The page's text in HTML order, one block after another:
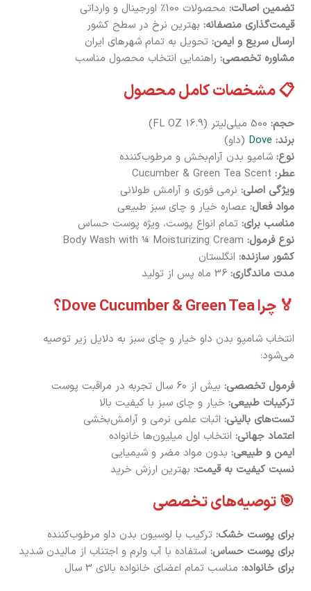
تضمین اصالت: محصولات 100٪ اورجینال و وارداتی
قیمت‌گذاری منصفانه: بهترین نرخ در سطح کشور
ارسال سریع و ایمن: تحویل به تمام شهرهای ایران
مشاوره تخصصی: راهنمایی انتخاب محصول مناسب
📋 مشخصات کامل محصول
حجم:
برند: Dove (داو)
نوع: شامپو بدن آرام‌بخش و مرطوب‌کننده
عطر:
ویژگی اصلی: نرمی فوری و آرامش طولانی
مواد فعال: عصاره خیار و چای سبز طبیعی
مناسب برای: تمام انواع پوست، ویژه پوست حساس
نوع فرمول:
کشور سازنده: انگلستان
مدت ماندگاری:
🏅 چرا Dove Cucumber & Green Tea؟
انتخاب شامپو بدن داو خیار و چای سبز به دلایل زیر توصیه
می‌شود:
فرمول تخصصی: بیش از 60 سال تجربه در مراقبت پوست
ترکیبات طبیعی: خیار و چای سبز با کیفیت بالا
تست‌های بالینی: اثبات علمی نرمی و آرامش‌بخشی
اعتماد جهانی: انتخاب اول میلیون‌ها خانواده
ایمن و طبیعی: بدون مواد مضر و شیمیایی
نسبت کیفیت به قیمت: بهترین ارزش خرید
🎯 توصیه‌های تخصصی
برای پوست خشک: ترکیب با لوسیون بدن داو مرطوب‌کننده
برای پوست حساس: استفاده با آب ولرم و اجتناب از مالیدن شدید
برای خانواده: مناسب تمام اعضای خانواده بالای 3 سال